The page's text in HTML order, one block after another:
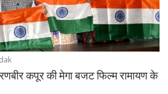
कपूर की मेगा बजट फिल्म रामायण के